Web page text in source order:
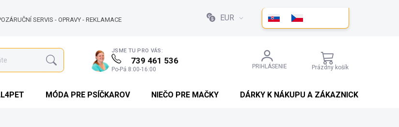
SERVIS - OPRAVY - REKLAMACE EUR
Hľadať
JSME TU PRO VÁS:
739 461 536
Po-Pá 8:00-16:00 PRIHLÁSENIE
NÁKUPNÝ
KOŠÍK
Prázdny košík
MÓDA PRE PSÍČKAROV NIEČO PRE MAČKY DÁRKY K NÁKUPU A ZÁKAZNICKÉ SLEVY